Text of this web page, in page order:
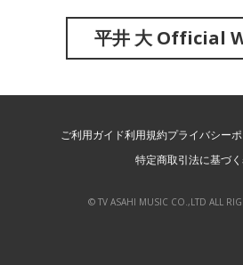
平井 大 Official
ご利用ガイド利用規約プライバシー
特定商取引法に基づ
© TV ASAHI MUSIC CO.,LTD ALL